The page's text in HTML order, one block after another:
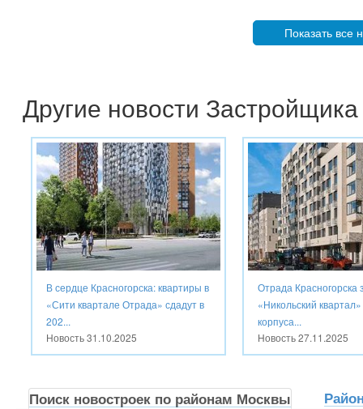
Показать все
Другие новости Застройщика
В сердце Красногорска: квартиры в
«Сити квартале Отрада» сдадут в
202...
Новость31.10.2025
Отрада Красногорска
«Никольский
корпуса...
Новость27.11.2025
Поиск новостроек по районам Москвы